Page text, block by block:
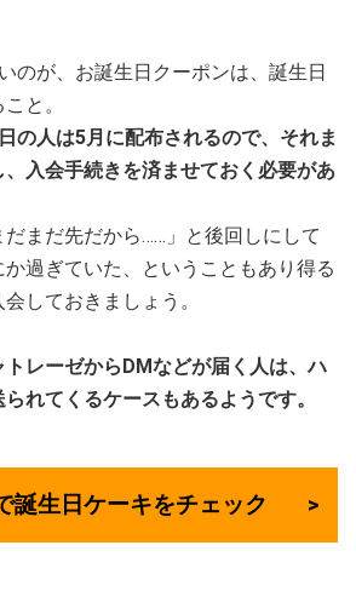
のが、お誕生日クーポンは、誕生日
と。
の人は5月に配布されるので、それま
入会手続きを済ませておく必要があ
だまだ先だから……」と後回しにして
過ぎていた、ということもあり得る
しておきましょう。
トレーゼからDMなどが届く人は、ハ
れてくるケースもあるようです。
誕生日ケーキをチェック